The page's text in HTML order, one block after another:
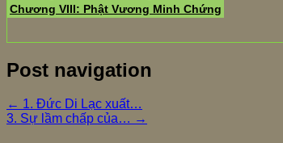
Chương VIII: Phật Vương Minh Chứng
Post navigation
← 1. Đức Di Lạc xuất…
3. Sự lầm chấp của… →